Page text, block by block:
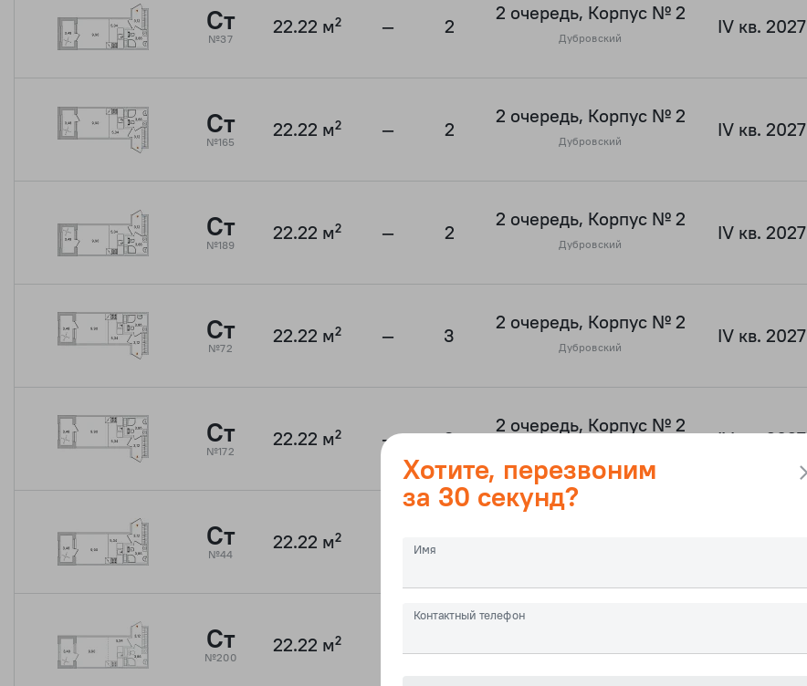
Ст
№37
22.22 м² — 2
2 очередь, Корпус № 2
Дубровский
IV кв. 2027
Ст
№165
22.22 м² — 2
2 очередь, Корпус № 2
Дубровский
IV кв. 2027
Ст
№189
22.22 м² — 2
2 очередь, Корпус № 2
Дубровский
IV кв. 2027
Ст
№72
22.22 м² — 3
2 очередь, Корпус № 2
Дубровский
IV кв. 2027
Ст
№172
22.22 м² — 3
2 очередь, Корпус № 2
IV кв. 2027
Ст
№44
22.22 м²
Ст
№200
22.22 м²
Дубровский
Хотите, перезвоним
за 30 секунд?
Имя
Контактный телефон